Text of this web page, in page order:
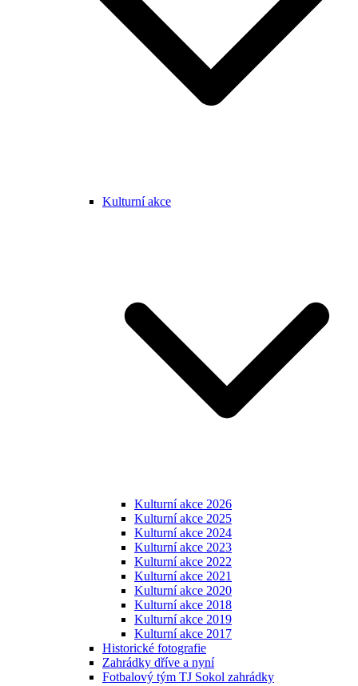
Kulturní akce
Kulturní akce 2026
Kulturní akce 2025
Kulturní akce 2024
Kulturní akce 2023
Kulturní akce 2022
Kulturní akce 2021
Kulturní akce 2020
Kulturní akce 2018
Kulturní akce 2019
Kulturní akce 2017
Historické fotografie
Zahrádky dříve a nyní
Fotbalový tým TJ Sokol zahrádky